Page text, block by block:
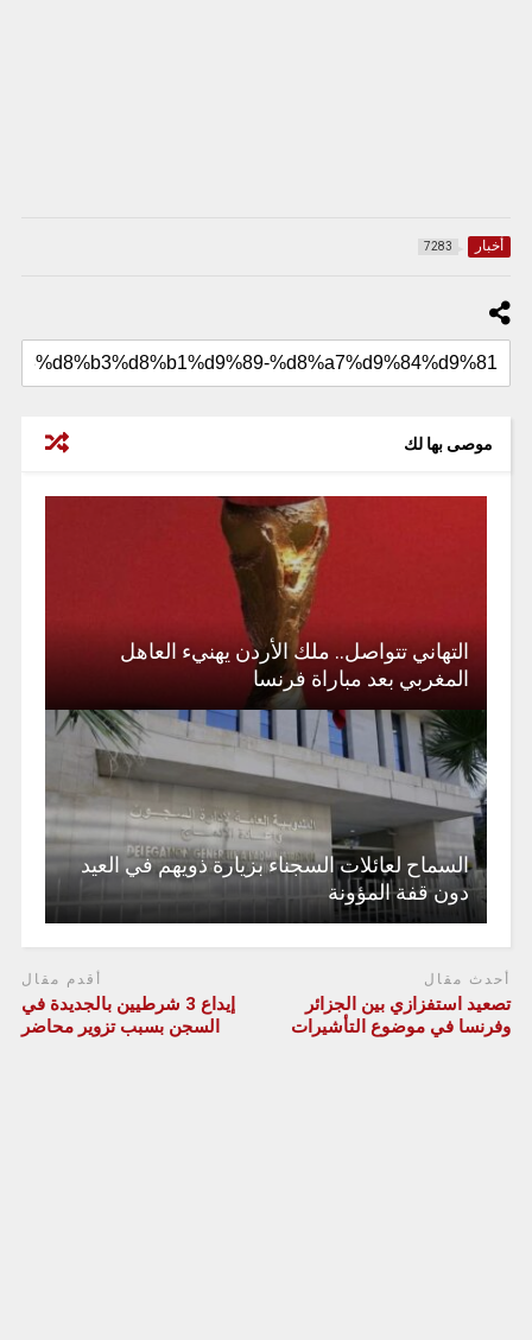
أخبار 7283
موصى بها لك
التهاني تتواصل.. ملك الأردن يهنيء العاهل
المغربي بعد مباراة فرنسا
السماح لعائلات السجناء بزيارة ذويهم في العيد
دون قفة المؤونة
أحدث مقال
تصعيد استفزازي بين الجزائر
وفرنسا في موضوع التأشيرات
أقدم مقال
إيداع 3 شرطيين بالجديدة في
السجن بسبب تزوير محاضر